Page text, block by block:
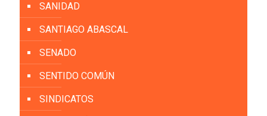
SANIDAD
SANTIAGO ABASCAL
SENADO
SENTIDO COMÚN
SINDICATOS